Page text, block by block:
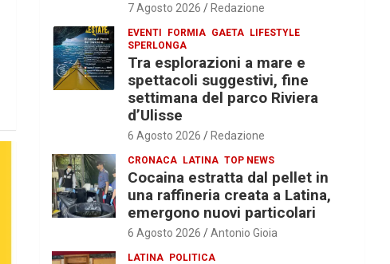
7 Agosto 2026 Redazione
EVENTI FORMIA GAETA LIFESTYLE
SPERLONGA
Tra esplorazioni a mare e
spettacoli suggestivi, fine
settimana del parco Riviera
d’Ulisse
6 Agosto 2026 Redazione
CRONACA LATINA TOP NEWS
Cocaina estratta dal pellet in
una raffineria creata a Latina,
emergono nuovi particolari
6 Agosto 2026 Antonio Gioia
LATINA POLITICA